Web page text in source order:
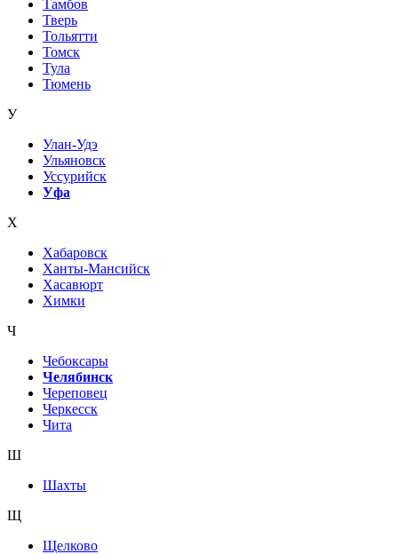
Тамбов
Тверь
Тольятти
Томск
Тула
Тюмень
У
Улан-Удэ
Ульяновск
Уссурийск
Уфа
Х
Хабаровск
Ханты-Мансийск
Хасавюрт
Химки
Ч
Чебоксары
Челябинск
Череповец
Черкесск
Чита
Ш
Шахты
Щ
Щелково